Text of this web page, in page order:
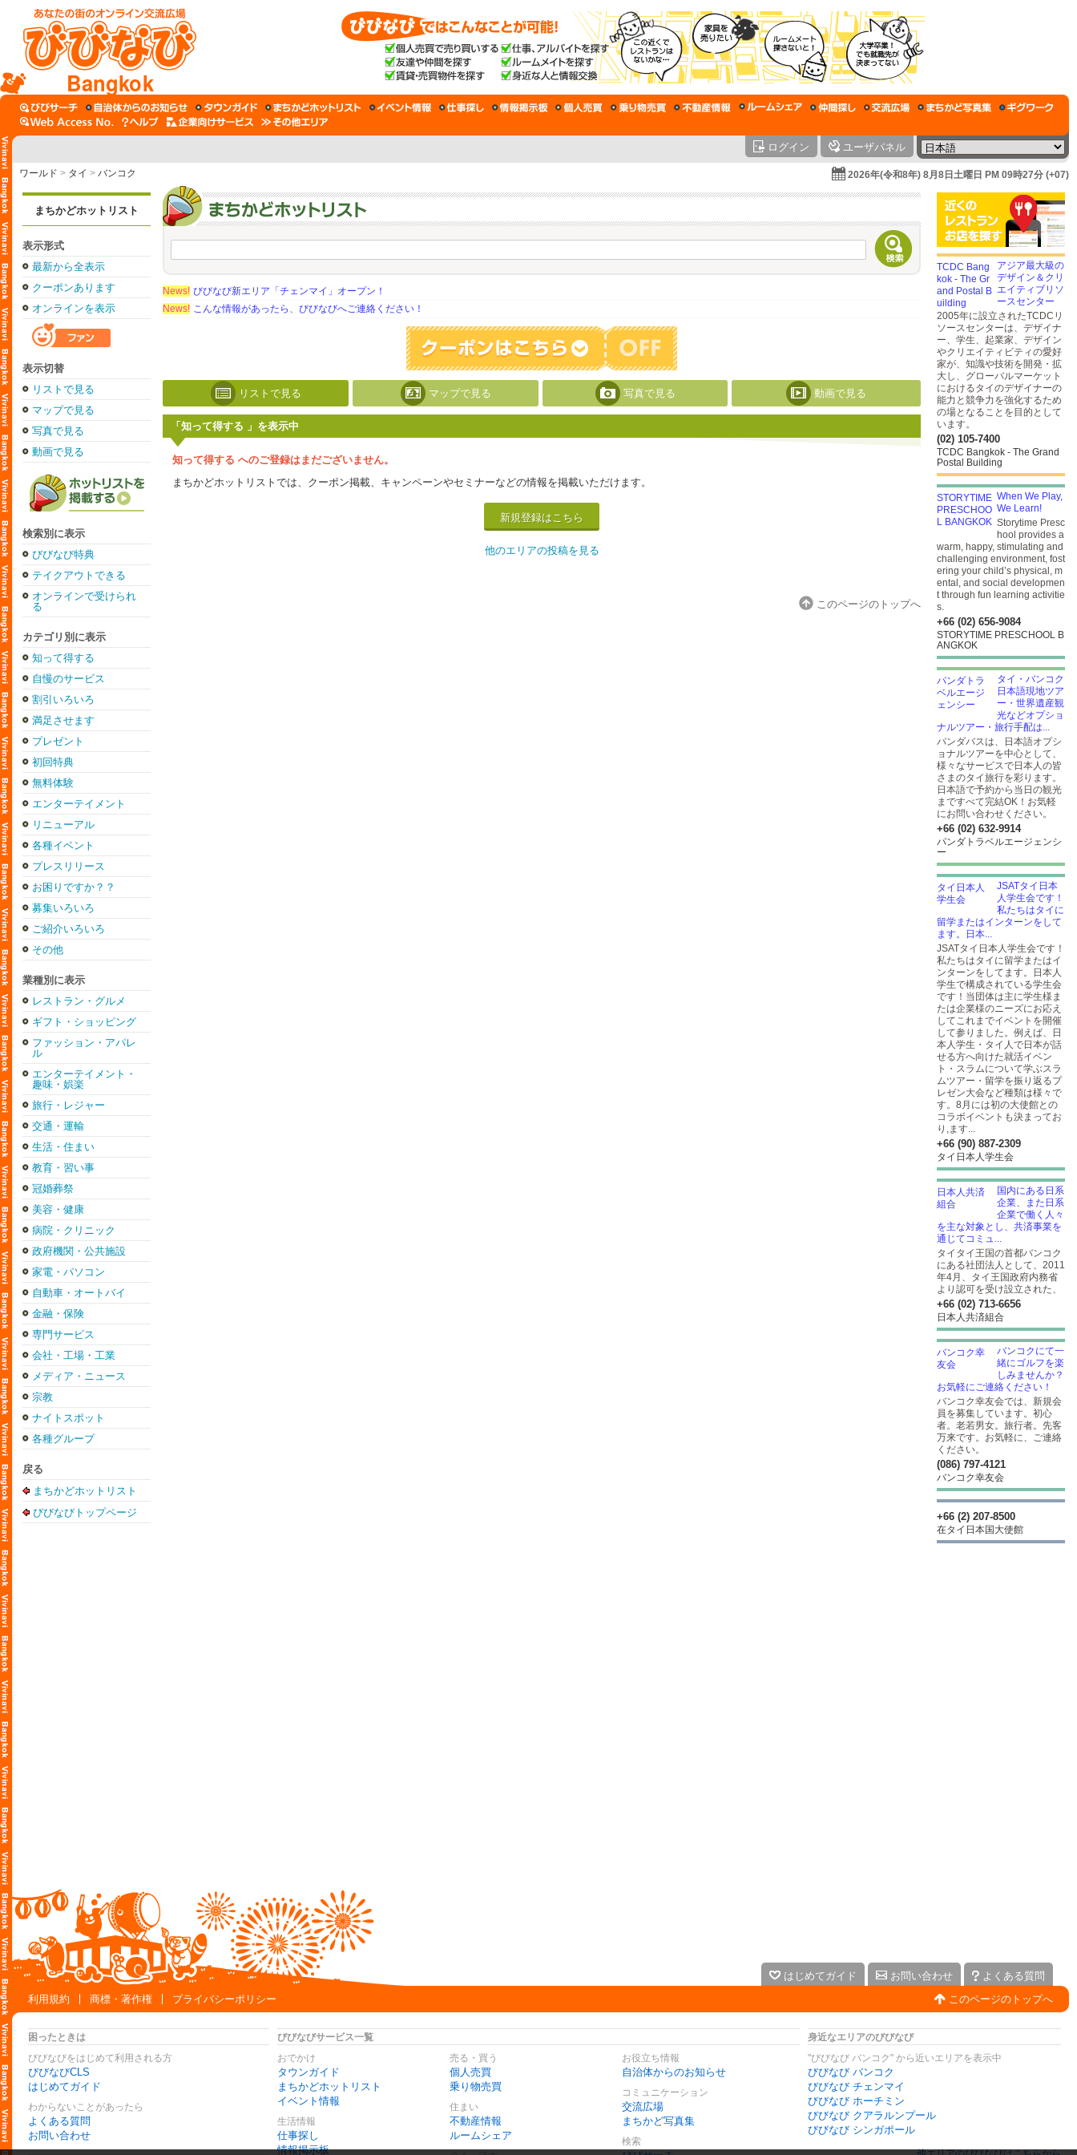
Bangkok
ログイン ユーザパネル
ワールド > タイ > バンコク 2026年(令和8年) 8月8日土曜日 PM 09時27分 (+07)
まちかどホットリスト
表示形式
最新から全表示
クーポンあります
オンラインを表示
表示切替
リストで見る
マップで見る
写真で見る
動画で見る
検索別に表示
びびなび特典
テイクアウトできる
オンラインで受けられ
る
カテゴリ別に表示
知って得する
自慢のサービス
割引いろいろ
満足させます
プレゼント
初回特典
無料体験
エンターテイメント
リニューアル
各種イベント
プレスリリース
お困りですか？？
募集いろいろ
ご紹介いろいろ
その他
業種別に表示
レストラン・グルメ
ギフト・ショッピング
ファッション・アパレ
ル
エンターテイメント・
趣味・娯楽
旅行・レジャー
交通・運輸
生活・住まい
教育・習い事
冠婚葬祭
美容・健康
病院・クリニック
政府機関・公共施設
家電・パソコン
自動車・オートバイ
金融・保険
専門サービス
会社・工場・工業
メディア・ニュース
宗教
ナイトスポット
各種グループ
戻る
まちかどホットリスト
びびなびトップページ
News! びびなび新エリア「チェンマイ」オープン！
News! こんな情報があったら、びびなびへご連絡ください！
リストで見る マップで見る 写真で見る 動画で見る
「知って得する 」を表示中
知って得する へのご登録はまだございません。
まちかどホットリストでは、クーポン掲載、キャンペーンやセミナーなどの情報を掲載いただけます。
新規登録はこちら
他のエリアの投稿を見る
このページのトップへ
アジア最大級の
デザイン＆クリ
エイティブリソ
ースセンター
2005年に設立されたTCDCリ
ソースセンターは、デザイナ
ー、学生、起業家、デザイン
やクリエイティビティの愛好
家が、知識や技術を開発・拡
大し、グローバルマーケット
におけるタイのデザイナーの
能力と競争力を強化するため
の場となることを目的として
います。
(02) 105-7400
TCDC Bangkok - The Grand
Postal Building
When We Play,
We Learn!
Storytime Presc
hool provides a
warm, happy, stimulating and
challenging environment, fost
ering your child’s physical, m
ental, and social developmen
t through fun learning activitie
s.
+66 (02) 656-9084
STORYTIME PRESCHOOL B
ANGKOK
タイ・バンコク
日本語現地ツア
ー・世界遺産観
光などオプショ
ナルツアー・旅行手配は...
パンダバスは、日本語オプシ
ョナルツアーを中心として、
様々なサービスで日本人の皆
さまのタイ旅行を彩ります。
日本語で予約から当日の観光
まですべて完結OK！お気軽
にお問い合わせください。
+66 (02) 632-9914
パンダトラベルエージェンシ
ー
JSATタイ日本
人学生会です！
私たちはタイに
留学またはインターンをして
ます。日本...
JSATタイ日本人学生会です！
私たちはタイに留学またはイ
ンターンをしてます。日本人
学生で構成されている学生会
です！当団体は主に学生様ま
たは企業様のニーズにお応え
してこれまでイベントを開催
して参りました。例えば、日
本人学生・タイ人で日本が話
せる方へ向けた就活イベン
ト・スラムについて学ぶスラ
ムツアー・留学を振り返るプ
レゼン大会など種類は様々で
す。8月には初の大使館との
コラボイベントも決まってお
り,ます...
+66 (90) 887-2309
タイ日本人学生会
国内にある日系
企業、また日系
企業で働く人々
を主な対象とし、共済事業を
通じてコミュ...
タイタイ王国の首都バンコク
にある社団法人として、2011
年4月、タイ王国政府内務省
より認可を受け設立された、
+66 (02) 713-6656
日本人共済組合
バンコクにて一
緒にゴルフを楽
しみませんか？
お気軽にご連絡ください！
バンコク幸友会では、新規会
員を募集しています。初心
者。老若男女。旅行者。先客
万来です。お気軽に、ご連絡
ください。
(086) 797-4121
バンコク幸友会
+66 (2) 207-8500
在タイ日本国大使館
はじめてガイド お問い合わせ
よくある質問
利用規約
商標・著作権 プライバシーポリシー このページのトップへ
困ったときは
びびなびをはじめて利用される方
びびなびCLS
はじめてガイド
わからないことがあったら
よくある質問
お問い合わせ
びびなびサービス一覧
おでかけ
タウンガイド
まちかどホットリスト
イベント情報
生活情報
仕事探し
情報掲示板
売る・買う
個人売買
乗り物売買
住まい
不動産情報
ルームシェア
お役立ち情報
自治体からのお知らせ
コミュニケーション
交流広場
まちかど写真集
検索
身近なエリアのびびなび
"びびなび バンコク" から近いエリアを表示中
びびなび バンコク
びびなび チェンマイ
びびなび ホーチミン
びびなび クアラルンプール
びびなび シンガポール